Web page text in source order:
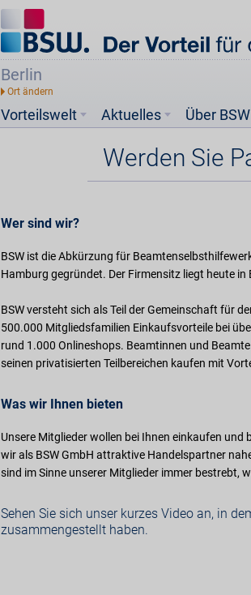
Berlin
Vorteilswelt Aktuelles Über BSW
Werden Sie
Wer sind wir?
BSW ist die Abkürzung für
Hamburg gegründet. Der Firmensitz liegt heute in
BSW versteht sich als Teil der Gemeinschaft für
500.000 Mitgliedsfamilien Einkaufsvorteile bei
rund 1.000 Onlineshops. Beamtinnen und
seinen privatisierten Teilbereichen kaufen mit
Was wir Ihnen bieten
Unsere Mitglieder wollen bei Ihnen einkaufen
wir als BSW GmbH attraktive Handelspartner
sind im Sinne unserer Mitglieder immer bestrebt,
Sehen Sie sich unser kurzes Video an, in
zusammengestellt haben.